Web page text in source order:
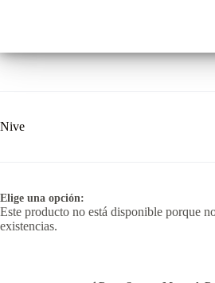
Nive
Elige una opción:
Este producto no está disponible porque
existencias.